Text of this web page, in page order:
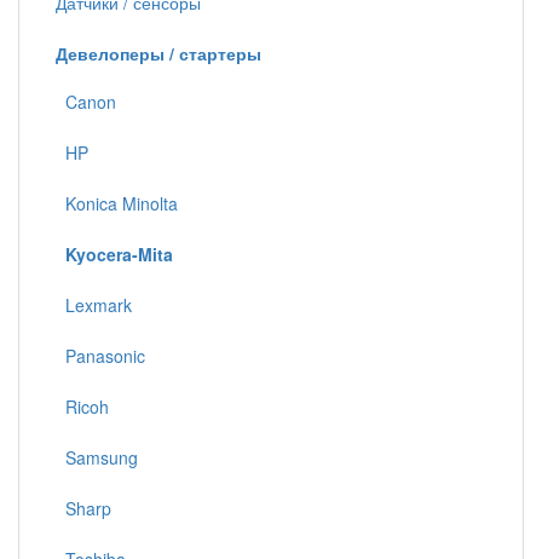
Девелоперы / стартеры
Canon
HP
Konica Minolta
Kyocera-Mita
Lexmark
Panasonic
Ricoh
Samsung
Sharp